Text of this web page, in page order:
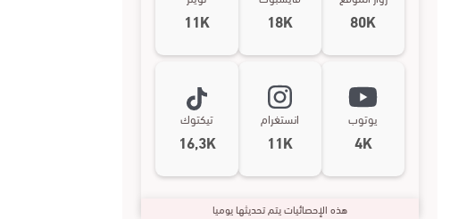
80K
18K
11K
يوتوب
4K
انستغرام
11K
تيكتوك
16,3K
هذه الإحصائيات يتم تحديثها يوميا